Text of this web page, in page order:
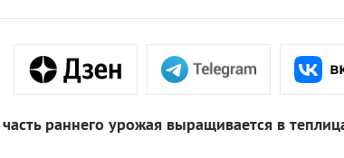
раннего урожая выращивается в